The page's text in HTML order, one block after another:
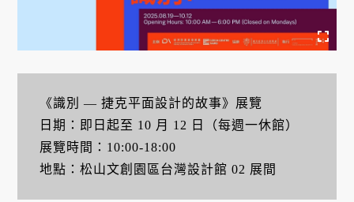
《識別 — 捷克平面設計的故事》展覽
日期：即日起至 10 月 12 日（每週一休館）
展覽時間：10:00-18:00
地點：松山文創園區台灣設計館 02 展間